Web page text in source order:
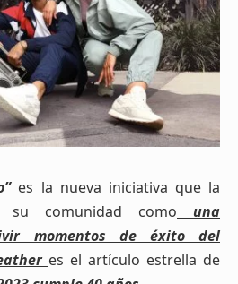
es la nueva iniciativa que la
comunidad como una
momentos de éxito del
es el artículo estrella de